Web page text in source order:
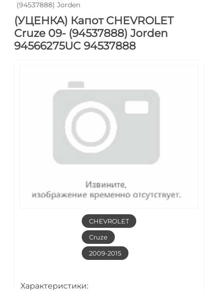
(94537888) Jorden
(УЦЕНКА) Капот CHEVROLET
Cruze 09- (94537888) Jorden
94566275UC 94537888
CHEVROLET
Cruze
2009-2015
Характеристики: